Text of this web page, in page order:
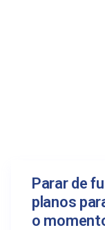
Parar de
planos
o